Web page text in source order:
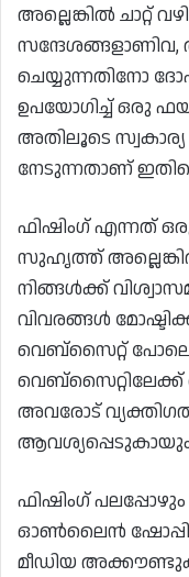
അല്ലെങ്കിൽ ചാറ്റ്
സന്ദേശങ്ങളാണിവ,
ചെയ്യുന്നതിനോ
ഉപയോഗിച്ച് ഒരു
അതിലൂടെ
നേടുന്നതാണ്
ഫിഷിംഗ് എന്നത്
സുഹൃത്ത്
നിങ്ങൾക്ക്
വിവരങ്ങൾ
വെബ്‌സൈറ്റ് പോലെ
അവരോട്
ഫിഷിംഗ് പലപ്പോഴും
ഓൺലൈൻ
മീഡിയ